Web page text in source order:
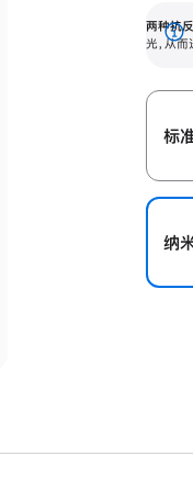
有高亮光源的场所使
两种抗
光，从展
标
纳